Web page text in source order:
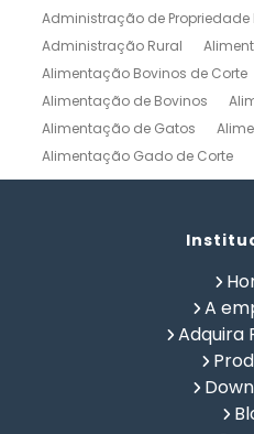
Administração de Propriedade
Administração Rural
Alimentação Bovinos de Corte
Alimentação de Bovinos
Alimentação de Gatos
Alimentação Gado de Corte
Alimentação Gado de Leite
Alimentação Natural Pets
Calculo de Ração para
Como Fazer Ração para Gado
Como Fazer Ração para Gado
Composição Química de
A
Adquira